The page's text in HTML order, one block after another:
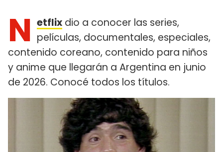
N etflix dio a conocer las series,
películas, documentales, especiales,
contenido coreano, contenido para niños
y anime que llegarán a Argentina en junio
de 2026. Conocé todos los títulos.